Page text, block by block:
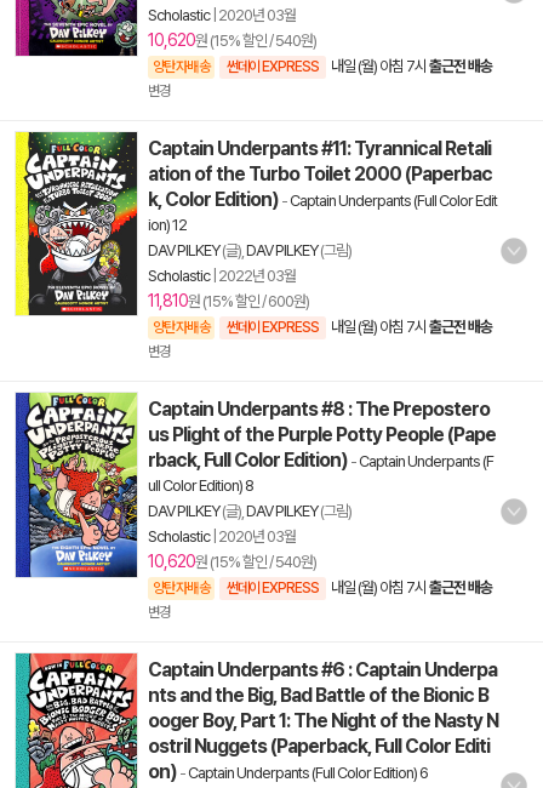
Scholastic| 2020년 03월
10,620원 (15% 할인 / 540원)
양탄자배송 썬데이 EXPRESS 내일 (월) 아침 7시 출근전 배송
변경
Captain Underpants #11: Tyrannical Retali
ation of the Turbo Toilet 2000 (Paperbac
k, Color Edition) -Captain Underpants (Full Color Edit
ion) 12
DAV PILKEY(글), DAV PILKEY(그림)
Scholastic| 2022년 03월
11,810원 (15% 할인 / 600원)
양탄자배송 썬데이 EXPRESS 내일 (월) 아침 7시 출근전 배송
변경
Captain Underpants #8 : The Prepostero
us Plight of the Purple Potty People (Pape
rback, Full Color Edition) -Captain Underpants (F
ull Color Edition) 8
DAV PILKEY(글), DAV PILKEY(그림)
Scholastic| 2020년 03월
10,620원 (15% 할인 / 540원)
양탄자배송 썬데이 EXPRESS 내일 (월) 아침 7시 출근전 배송
변경
Captain Underpants #6 : Captain Underpa
nts and the Big, Bad Battle of the Bionic B
ooger Boy, Part 1: The Night of the Nasty N
ostril Nuggets (Paperback, Full Color Editi
on) -Captain Underpants (Full Color Edition) 6